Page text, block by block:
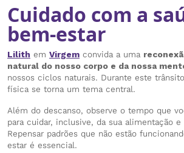
Cuidado com a
bem-estar
Lilith em Virgem convida a uma
natural do nosso corpo e da nossa
nossos ciclos naturais. Durante este
física se torna um tema central.
Além do descanso, observe o tempo que
para cuidar, inclusive, da sua alimentação
Repensar padrões que não estão
estar é essencial.